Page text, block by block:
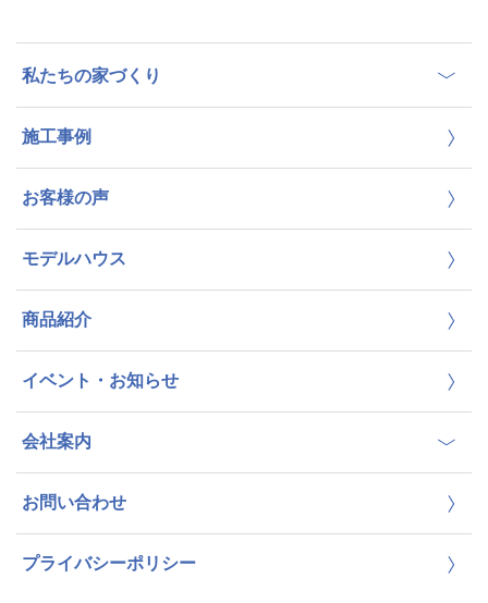
私たちの家づくり
施工事例
お客様の声
モデルハウス
商品紹介
イベント・お知らせ
会社案内
お問い合わせ
プライバシーポリシー